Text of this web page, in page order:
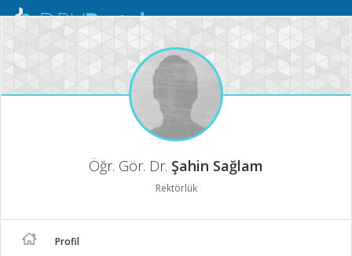
Mobil
Öğr. Gör. Dr. Şahin Sağlam
Rektörlük
Profil